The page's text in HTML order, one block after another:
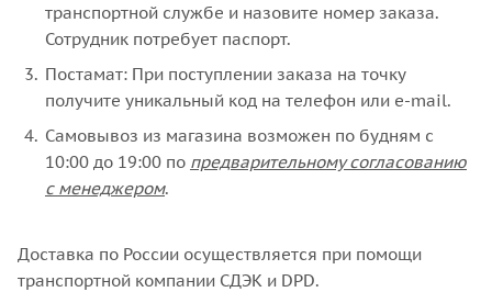
транспортной службе и назовите номер заказа.
Сотрудник потребует паспорт.
Постамат: При поступлении заказа на точку
получите уникальный код на телефон или e-mail.
Самовывоз из магазина возможен по будням с
10:00 до 19:00 по предварительному согласованию
с менеджером.
Доставка по России осуществляется при помощи
транспортной компании СДЭК и DPD.